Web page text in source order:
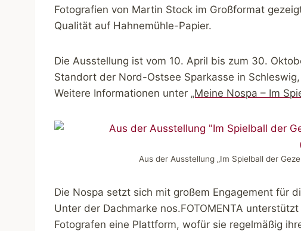
Fotografien von Martin Stock im Großformat
Qualität auf Hahnemühle-Papier.
Die Ausstellung ist vom 10. April bis zum 30.
Standort der Nord-Ostsee Sparkasse in
Weitere Informationen unter „Meine Nospa – Im
Aus der Ausstellung „Im Spielball der
Die Nospa setzt sich mit großem Engagement für
Unter der Dachmarke nos.FOTOMENTA
Fotografen eine Plattform, wofür sie regelmäßig